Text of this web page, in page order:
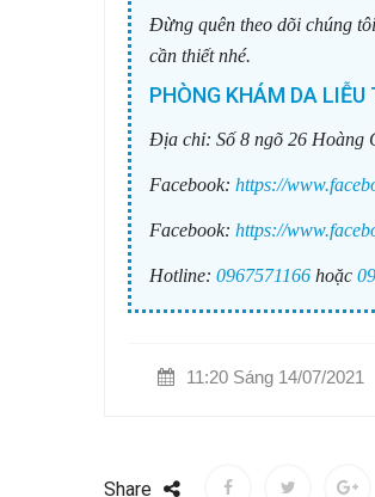
Đừng quên theo dõi chúng
cần thiết nhé.
PHÒNG KHÁM DA
Địa chỉ: Số 8 ngõ 26
Facebook: https://
Facebook: https://
Hotline: 0967571166 hoặc
11:20 Sáng 14/07/2021
Share